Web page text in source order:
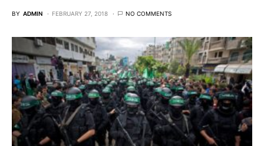
BY ADMIN FEBRUARY 27, 2018 NO COMMENTS